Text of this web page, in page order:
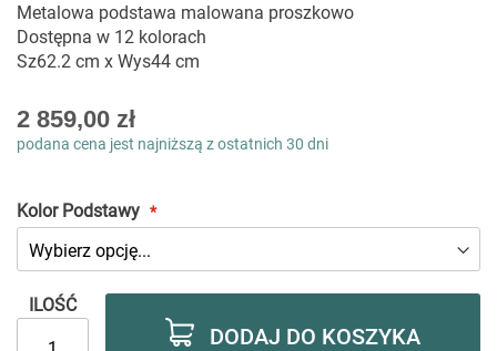
Metalowa podstawa malowana proszkowo
Dostępna w 12 kolorach
Sz62.2 cm x Wys44 cm
As
low
2 859,00 zł
podana cena jest najniższą z ostatnich 30 dni
Kolor Podstawy
ILOŚĆ
DODAJ DO KOSZYKA